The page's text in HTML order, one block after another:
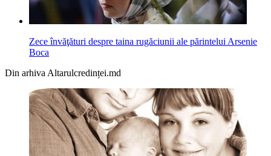
Zece învăţături despre taina rugăciunii ale părintelui Arsenie
Boca
Din arhiva Altarulcredinței.md